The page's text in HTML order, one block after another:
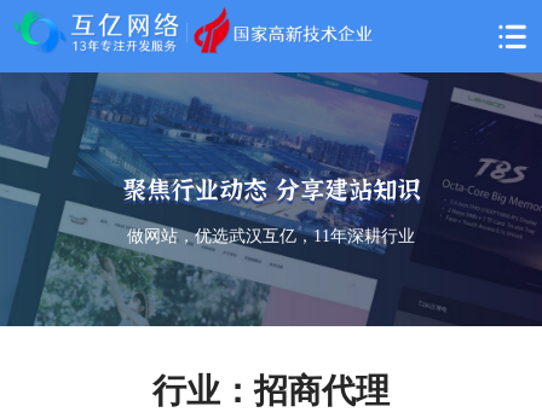
聚焦行业动态 分享建站知识
做网站，优选武汉互亿，11年深耕行业
行业：招商代理